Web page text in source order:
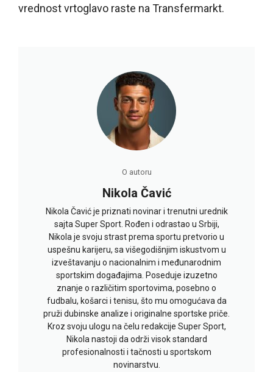
vrednost vrtoglavo raste na Transfermarkt.
O autoru
Nikola Čavić
Nikola Čavić je priznati novinar i trenutni urednik
sajta Super Sport. Rođen i odrastao u Srbiji,
Nikola je svoju strast prema sportu pretvorio u
uspešnu karijeru, sa višegodišnjim iskustvom u
izveštavanju o nacionalnim i međunarodnim
sportskim događajima. Poseduje izuzetno
znanje o različitim sportovima, posebno o
fudbalu, košarci i tenisu, što mu omogućava da
pruži dubinske analize i originalne sportske priče.
Kroz svoju ulogu na čelu redakcije Super Sport,
Nikola nastoji da održi visok standard
profesionalnosti i tačnosti u sportskom
novinarstvu.